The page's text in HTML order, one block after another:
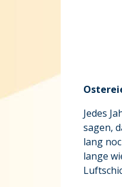
Jedes
sagen,
lang
lange